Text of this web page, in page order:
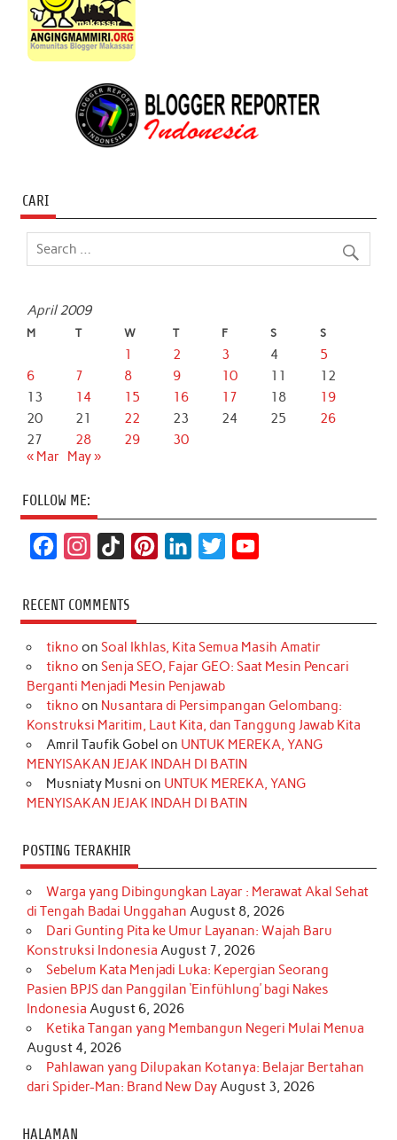
CARI
April 2009
M T W T F S S
1 2 3 4
5
6
7 8 9 10 11
12
13
14 15 16 17 18
19
20
21 22 23 24 25
26
27
28 29
30
« Mar May »
FOLLOW ME:
c
e
b
o
k
s
t
a
r
a
m
k
T
o
k
t
e
r
e
s
t
k
e
d
I
n
t
t
r
T
u
e
RECENT COMMENTS
tikno on Soal Ikhlas, Kita Semua Masih Amatir
tikno on Senja SEO, Fajar GEO: Saat Mesin Pencari
Berganti Menjadi Mesin Penjawab
tikno on Nusantara di Persimpangan Gelombang:
Konstruksi Maritim, Laut Kita, dan Tanggung Jawab Kita
Amril Taufik Gobel on UNTUK MEREKA, YANG
MENYISAKAN JEJAK INDAH DI BATIN
Musniaty Musni on UNTUK MEREKA, YANG
MENYISAKAN JEJAK INDAH DI BATIN
POSTING TERAKHIR
Warga yang Dibingungkan Layar : Merawat Akal Sehat
di Tengah Badai Unggahan August 8, 2026
Dari Gunting Pita ke Umur Layanan: Wajah Baru
Konstruksi Indonesia August 7, 2026
Sebelum Kata Menjadi Luka: Kepergian Seorang
Pasien BPJS dan Panggilan ‘Einfühlung’ bagi Nakes
Indonesia August 6, 2026
Ketika Tangan yang Membangun Negeri Mulai Menua
August 4, 2026
Pahlawan yang Dilupakan Kotanya: Belajar Bertahan
dari Spider-Man: Brand New DayAugust 3, 2026
HALAMAN